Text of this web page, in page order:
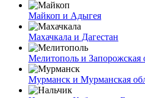
Майкоп и Адыгея
Махачкала и Дагестан
Мелитополь и Запорожская
Мурманск и Мурманская